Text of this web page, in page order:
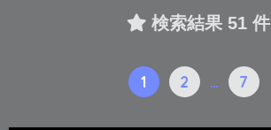
検索結果 51 件
1 2 … 7